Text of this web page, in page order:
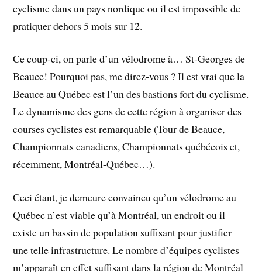
cyclisme dans un pays nordique ou il est impossible de
pratiquer dehors 5 mois sur 12.
Ce coup-ci, on parle d’un vélodrome à… St-Georges de
Beauce! Pourquoi pas, me direz-vous ? Il est vrai que la
Beauce au Québec est l’un des bastions fort du cyclisme.
Le dynamisme des gens de cette région à organiser des
courses cyclistes est remarquable (Tour de Beauce,
Championnats canadiens, Championnats québécois et,
récemment, Montréal-Québec…).
Ceci étant, je demeure convaincu qu’un vélodrome au
Québec n’est viable qu’à Montréal, un endroit ou il
existe un bassin de population suffisant pour justifier
une telle infrastructure. Le nombre d’équipes cyclistes
m’apparaît en effet suffisant dans la région de Montréal